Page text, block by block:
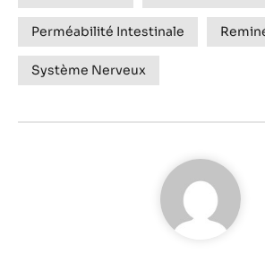
Perméabilité Intestinale
Système Nerveux